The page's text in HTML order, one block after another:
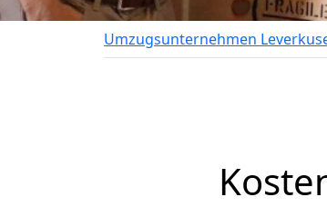
Umzugsunternehmen